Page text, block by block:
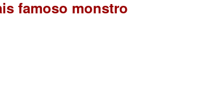
famoso monstro